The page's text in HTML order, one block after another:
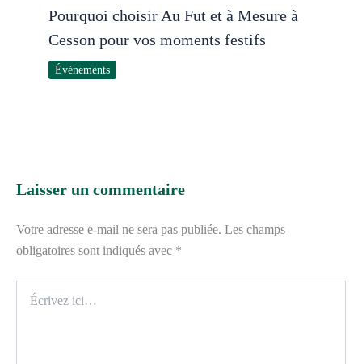
Pourquoi choisir Au Fut et à Mesure à
Cesson pour vos moments festifs
Événements
Laisser un commentaire
Votre adresse e-mail ne sera pas publiée. Les champs
obligatoires sont indiqués avec *
ici…